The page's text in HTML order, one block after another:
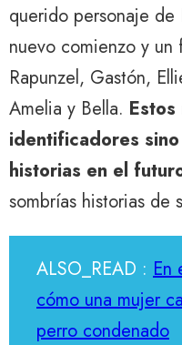
querido personaje de
nuevo comienzo y un
Rapunzel, Gastón,
Amelia y Bella.
identificadores
historias en el
sombrías historias de
ALSO_READ : En
cómo una mujer
perro condenado